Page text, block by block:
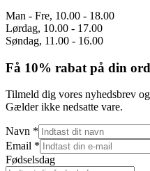
Man - Fre, 10.00 - 18.00
Lørdag, 10.00 - 17.00
Søndag, 11.00 - 16.00
Få 10% rabat på din
Tilmeld dig vores nyhedsbrev
Gælder ikke nedsatte vare.
Navn *
Email *
Fødselsdag